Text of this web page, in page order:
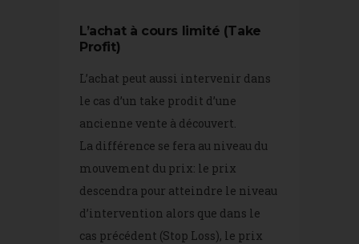
L’achat à cours limité (Take
Profit)
L’achat peut aussi intervenir dans
le cas d’un take prodit d’une
ancienne vente à découvert.
La différence se fera au niveau du
mouvement du prix: le prix
descendra pour atteindre le niveau
d’intervention alors que dans le
cas précédent (Stop Loss), le prix